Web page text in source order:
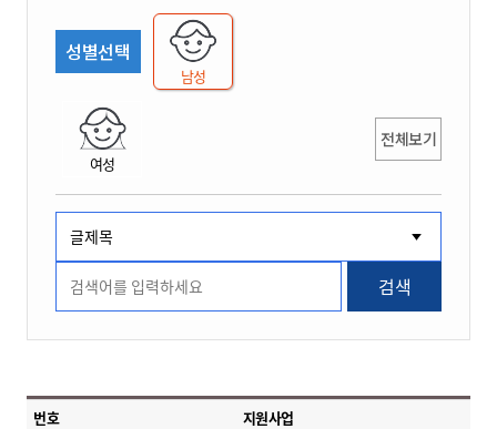
성별선택
남성
여성
전체보기
검색
번호 지원사업